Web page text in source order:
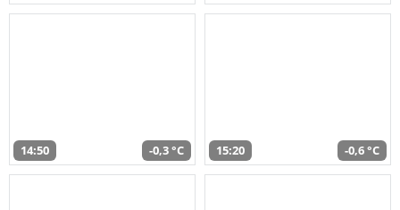
14:50 -0,3 °C 15:20 -0,6 °C